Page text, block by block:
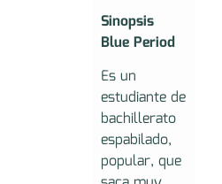
Sinopsis
Blue Period
Es un
estudiante de
bachillerato
espabilado,
popular, que